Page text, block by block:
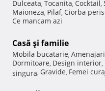
Dulceata, Tocanita, Cocktail,
Maioneza, Pilaf, Ciorba
Ce mancam azi
Casă şi familie
Mobila bucatarie,
Dormitoare, Design interior,
singura, Gravide, Femei